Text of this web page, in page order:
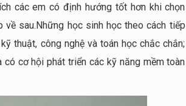
các em có định hướng tốt hơn khi chọn
sau.Những học sinh học theo cách tiếp
thuật, công nghệ và toán học chắc chắn;
cơ hội phát triển các kỹ năng mềm toàn